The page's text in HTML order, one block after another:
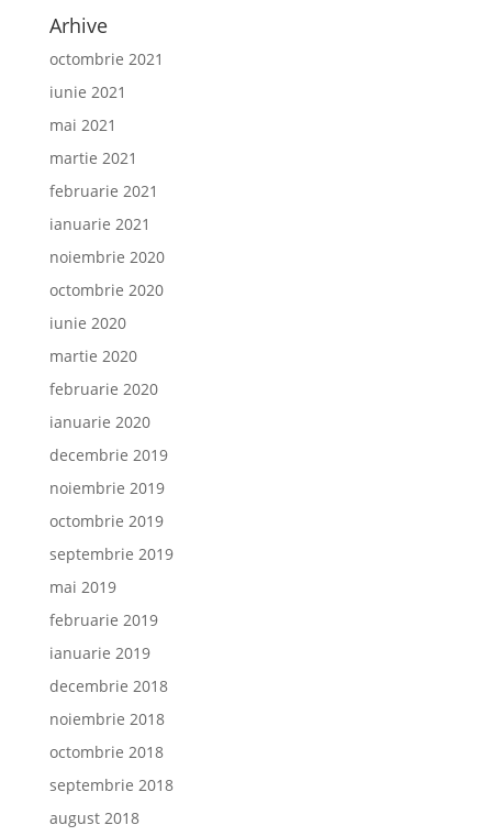
Arhive
octombrie 2021
iunie 2021
mai 2021
martie 2021
februarie 2021
ianuarie 2021
noiembrie 2020
octombrie 2020
iunie 2020
martie 2020
februarie 2020
ianuarie 2020
decembrie 2019
noiembrie 2019
octombrie 2019
septembrie 2019
mai 2019
februarie 2019
ianuarie 2019
decembrie 2018
noiembrie 2018
octombrie 2018
septembrie 2018
august 2018